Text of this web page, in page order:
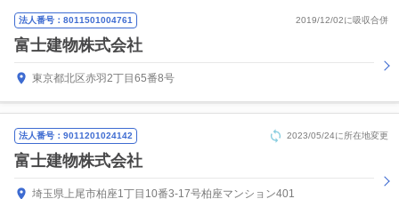
法人番号：8011501004761 2019/12/02に吸収合併
富士建物株式会社
東京都北区赤羽2丁目65番8号
法人番号：9011201024142 2023/05/24に所在地変更
富士建物株式会社
埼玉県上尾市柏座1丁目10番3-17号柏座マンション401